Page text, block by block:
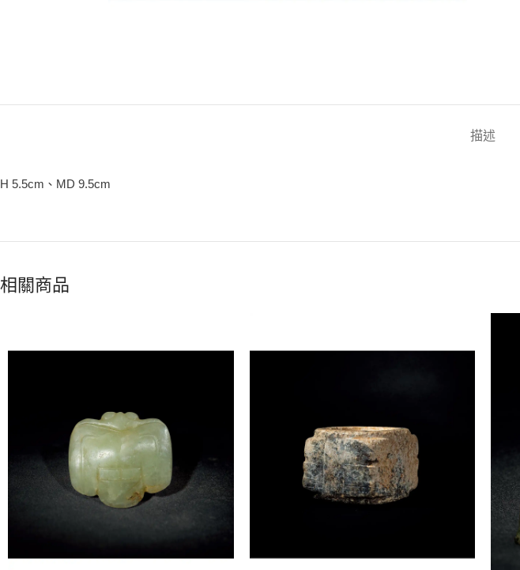
描述
H 5.5cm、MD 9.5cm
相關商品